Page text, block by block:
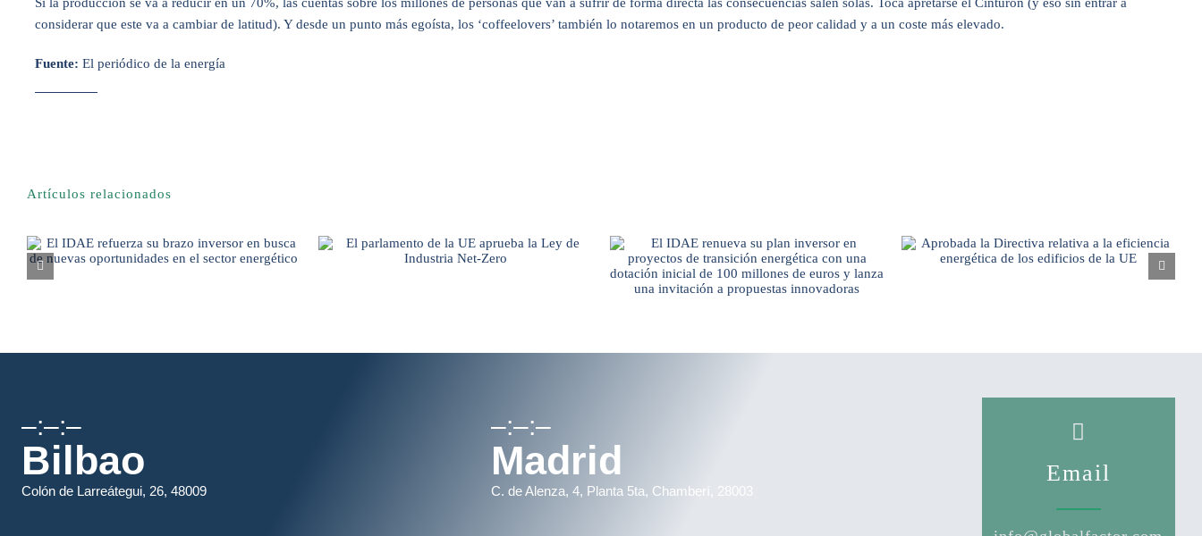
considerar que este va a cambiar de latitud). Y desde un punto más egoísta, los ‘coffeelovers’ también lo notaremos en un producto de peor calidad y a un coste más elevado.
Fuente: El periódico de la energía
Artículos relacionados
–:–:–
Bilbao
Colón de Larreátegui, 26, 48009
–:–:–
Madrid
C. de Alenza, 4, Planta 5ta, Chamberí, 28003
Email